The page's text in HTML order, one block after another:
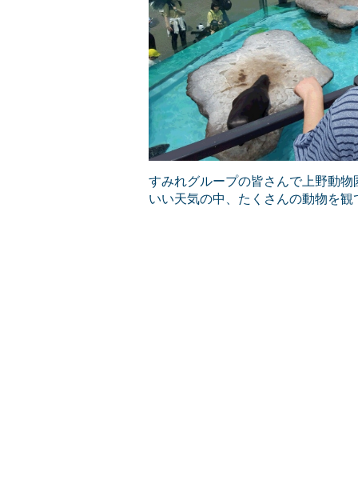
すみれグループの皆さんで上野動
いい天気の中、たくさんの動物を